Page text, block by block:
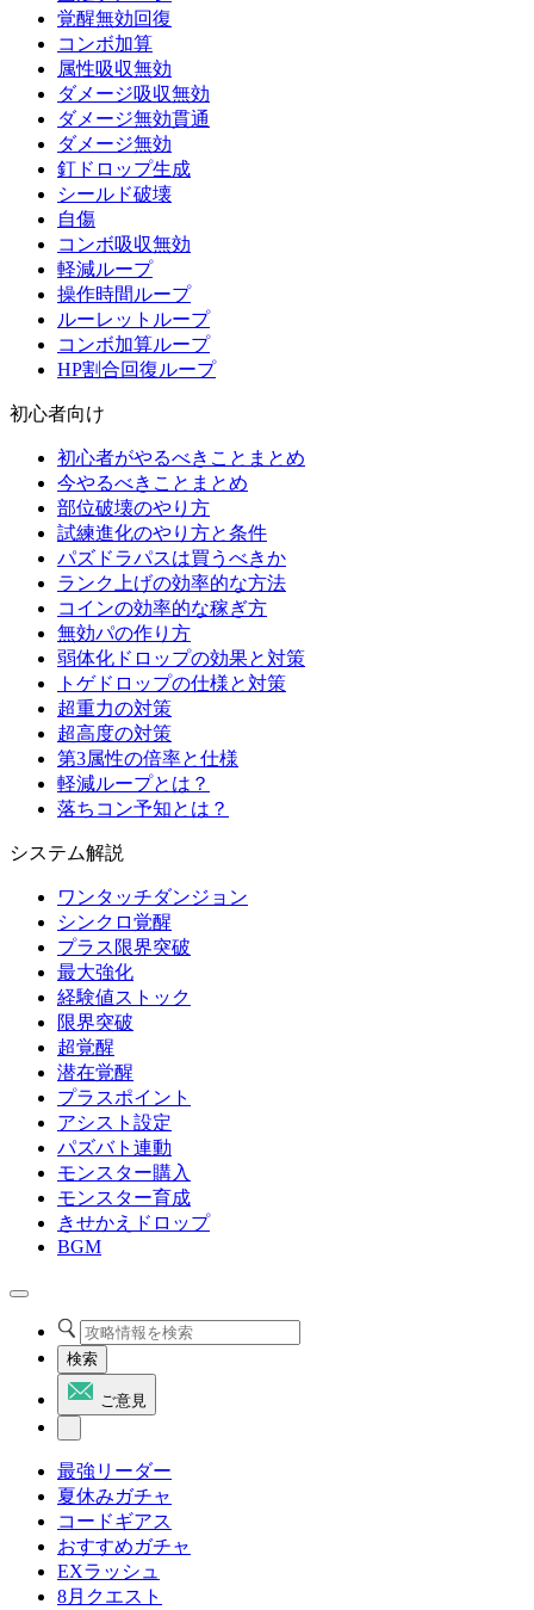
覚醒無効回復
コンボ加算
属性吸収無効
ダメージ吸収無効
ダメージ無効貫通
ダメージ無効
釘ドロップ生成
シールド破壊
自傷
コンボ吸収無効
軽減ループ
操作時間ループ
ルーレットループ
コンボ加算ループ
HP割合回復ループ
初心者向け
初心者がやるべきことまとめ
今やるべきことまとめ
部位破壊のやり方
試練進化のやり方と条件
パズドラパスは買うべきか
ランク上げの効率的な方法
コインの効率的な稼ぎ方
無効パの作り方
弱体化ドロップの効果と対策
トゲドロップの仕様と対策
超重力の対策
超高度の対策
第3属性の倍率と仕様
軽減ループとは？
落ちコン予知とは？
システム解説
ワンタッチダンジョン
シンクロ覚醒
プラス限界突破
最大強化
経験値ストック
限界突破
超覚醒
潜在覚醒
プラスポイント
アシスト設定
パズバト連動
モンスター購入
モンスター育成
きせかえドロップ
BGM
検索
ご意見
最強リーダー
夏休みガチャ
コードギアス
おすすめガチャ
EXラッシュ
8月クエスト